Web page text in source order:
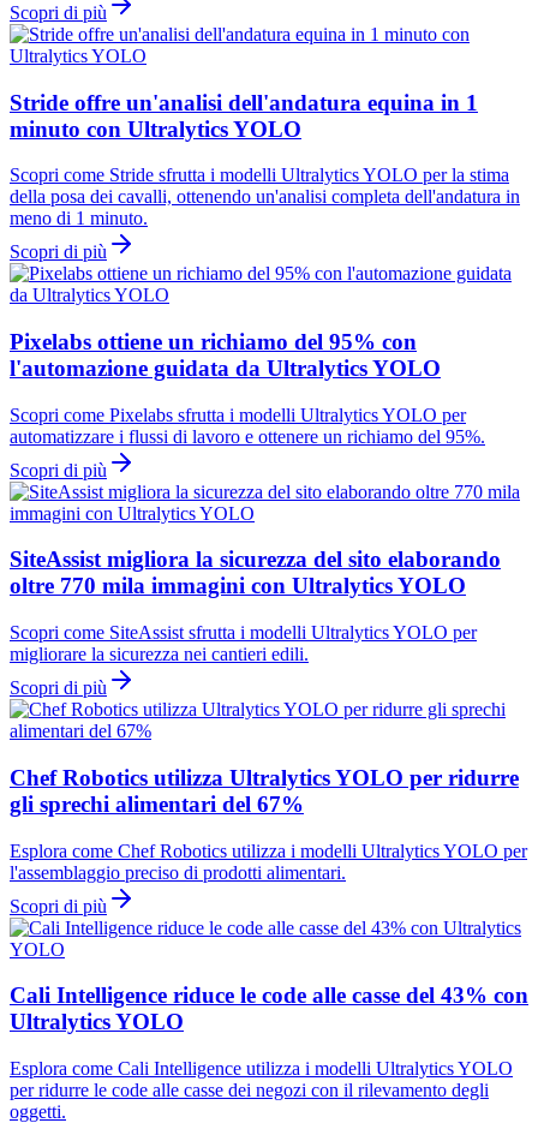
Scopri di più
Stride offre un'analisi dell'andatura equina in 1
minuto con Ultralytics YOLO
Scopri come Stride sfrutta i modelli Ultralytics YOLO per la stima
della posa dei cavalli, ottenendo un'analisi completa dell'andatura in
meno di 1 minuto.
Scopri di più
Pixelabs ottiene un richiamo del 95% con
l'automazione guidata da Ultralytics YOLO
Scopri come Pixelabs sfrutta i modelli Ultralytics YOLO per
automatizzare i flussi di lavoro e ottenere un richiamo del 95%.
Scopri di più
SiteAssist migliora la sicurezza del sito elaborando
oltre 770 mila immagini con Ultralytics YOLO
Scopri come SiteAssist sfrutta i modelli Ultralytics YOLO per
migliorare la sicurezza nei cantieri edili.
Scopri di più
Chef Robotics utilizza Ultralytics YOLO per ridurre
gli sprechi alimentari del 67%
Esplora come Chef Robotics utilizza i modelli Ultralytics YOLO per
l'assemblaggio preciso di prodotti alimentari.
Scopri di più
Cali Intelligence riduce le code alle casse del 43% con
Ultralytics YOLO
Esplora come Cali Intelligence utilizza i modelli Ultralytics YOLO
per ridurre le code alle casse dei negozi con il rilevamento degli
oggetti.